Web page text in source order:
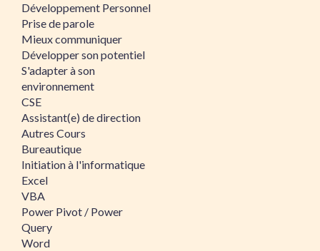
Développement Personnel
Prise de parole
Mieux communiquer
Développer son potentiel
S'adapter à son
environnement
CSE
Assistant(e) de direction
Autres Cours
Bureautique
Initiation à l'informatique
Excel
VBA
Power Pivot / Power
Query
Word